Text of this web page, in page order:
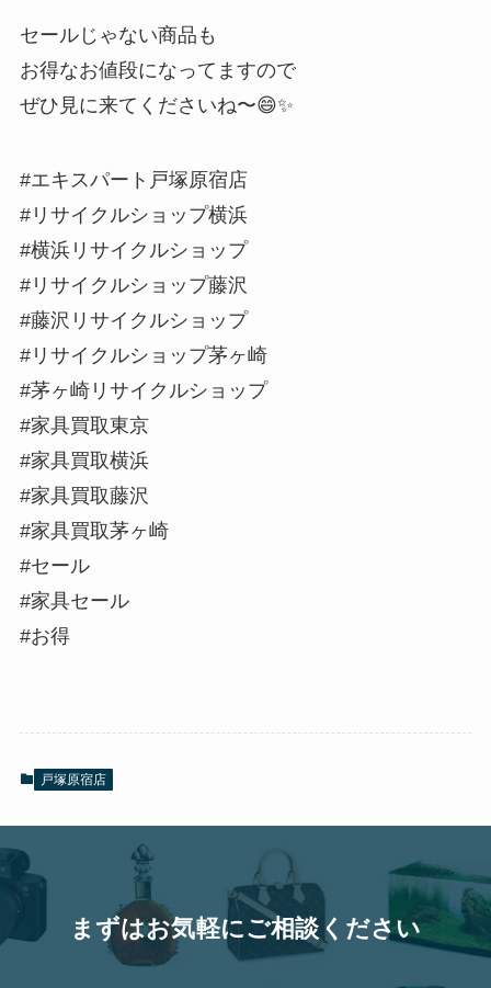
セールじゃない商品も
お得なお値段になってますので
ぜひ見に来てくださいね〜😄✨
#エキスパート戸塚原宿店
#リサイクルショップ横浜
#横浜リサイクルショップ
#リサイクルショップ藤沢
#藤沢リサイクルショップ
#リサイクルショップ茅ヶ崎
#茅ヶ崎リサイクルショップ
#家具買取東京
#家具買取横浜
#家具買取藤沢
#家具買取茅ヶ崎
#セール
#家具セール
#お得
戸塚原宿店
まずはお気軽にご相談ください